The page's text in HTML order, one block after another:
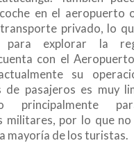
en el aeropuerto
privado, lo
para explorar la
con el
su
de pasajeros es muy
principalmente
militares, por lo que no
mayoría de los turistas.